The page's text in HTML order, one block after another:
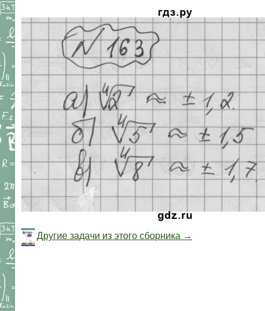
Другие задачи из этого сборника →